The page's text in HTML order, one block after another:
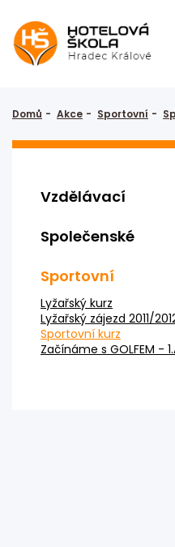
Domů Akce Sportovní
Vzdělávací
Společenské
Sportovní
Lyžařský kurz
Lyžařský zájezd 2011/
Sportovní kurz
Začínáme s GOLFEM -